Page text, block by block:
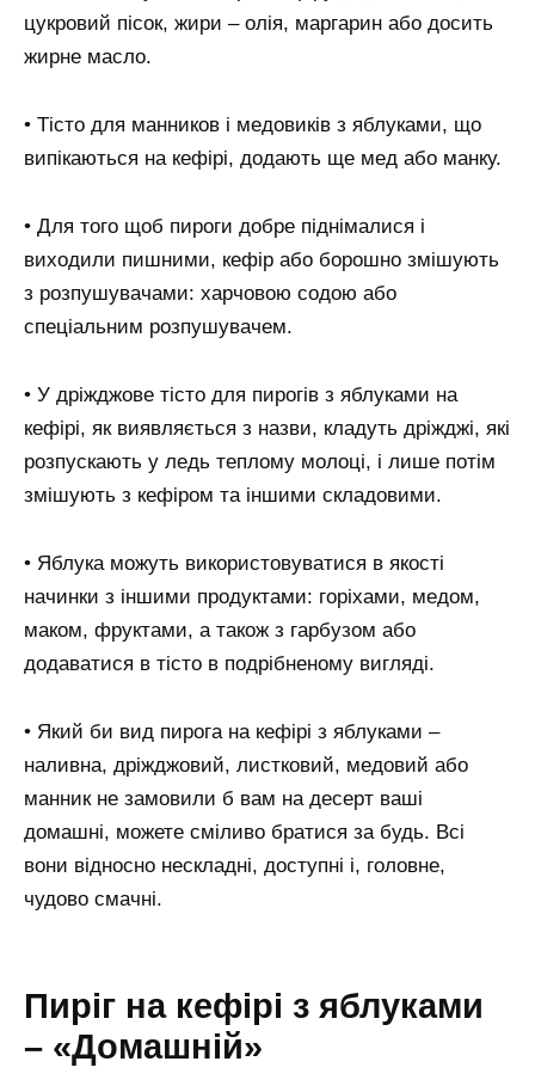
цукровий пісок, жири – олія, маргарин або досить
жирне масло.
• Тісто для манников і медовиків з яблуками, що
випікаються на кефірі, додають ще мед або манку.
• Для того щоб пироги добре піднімалися і
виходили пишними, кефір або борошно змішують
з розпушувачами: харчовою содою або
спеціальним розпушувачем.
• У дріжджове тісто для пирогів з яблуками на
кефірі, як виявляється з назви, кладуть дріжджі, які
розпускають у ледь теплому молоці, і лише потім
змішують з кефіром та іншими складовими.
• Яблука можуть використовуватися в якості
начинки з іншими продуктами: горіхами, медом,
маком, фруктами, а також з гарбузом або
додаватися в тісто в подрібненому вигляді.
• Який би вид пирога на кефірі з яблуками –
наливна, дріжджовий, листковий, медовий або
манник не замовили б вам на десерт ваші
домашні, можете сміливо братися за будь. Всі
вони відносно нескладні, доступні і, головне,
чудово смачні.
Пиріг на кефірі з яблуками
– «Домашній»